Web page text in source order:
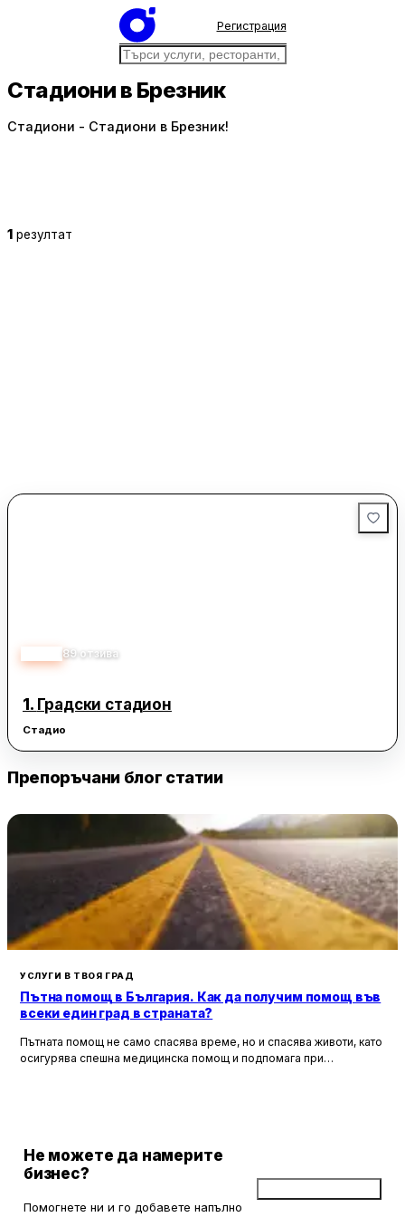
Регистрация
Стадиони в Брезник
Стадиони - Стадиони в Брезник!
1 резултат
89 отзива
1. Градски стадион
Стадио
Препоръчани блог статии
УСЛУГИ В ТВОЯ ГРАД
Пътна помощ в България. Как да получим помощ във
всеки един град в страната?
Пътната помощ не само спасява време, но и спасява животи, като
осигурява спешна медицинска помощ и подпомага при
Не можете да намерите
бизнес?
Помогнете ни и го добавете напълно